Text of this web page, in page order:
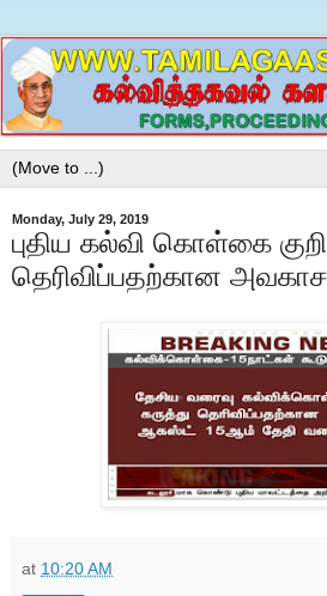
Monday, July 29, 2019
புதிய கல்வி கொள்கை
தெரிவிப்பதற்கான அவகாசம்
at 10:20 AM